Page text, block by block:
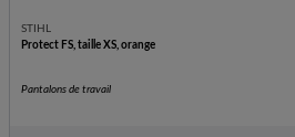
STIHL
Protect FS, taille XS, orange
Pantalons de travail